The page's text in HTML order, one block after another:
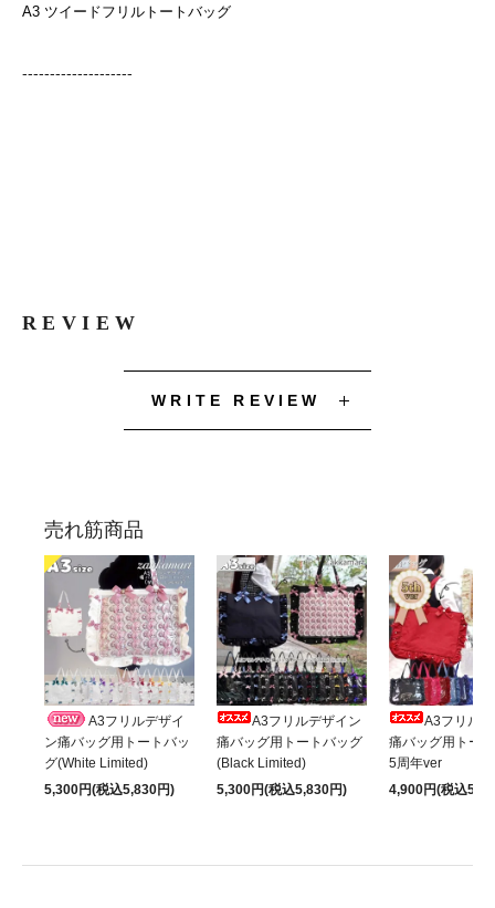
A3 ツイードフリルトートバッグ
--------------------
REVIEW
WRITE REVIEW
売れ筋商品
A3フリルデザイ
ン痛バッグ用トートバッ
グ(White Limited)
5,300円(税込5,830円)
A3フリルデザイン
痛バッグ用トートバッグ
(Black Limited)
5,300円(税込5,830円)
A3フリル
痛バッグ用トー
5周年ver
4,900円(税込